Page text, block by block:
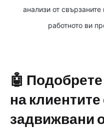
анализи от
работното ви
🤖
на
задвижвани